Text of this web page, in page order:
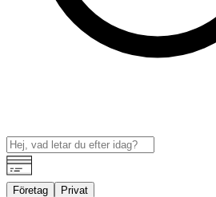
Företag Privat